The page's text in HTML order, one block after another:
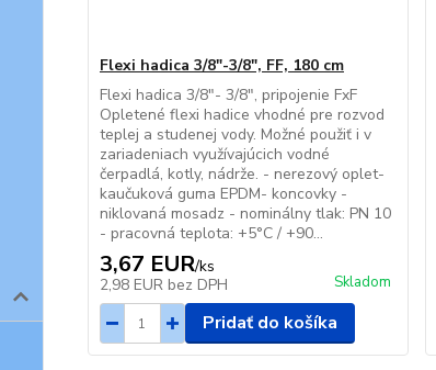
Flexi hadica 3/8"-3/8", FF, 180 cm
Flexi hadica 3/8"- 3/8", pripojenie FxF
Opletené flexi hadice vhodné pre rozvod
teplej a studenej vody. Možné použiť i v
zariadeniach využívajúcich vodné
čerpadlá, kotly, nádrže. - nerezový oplet-
kaučuková guma EPDM- koncovky -
niklovaná mosadz - nominálny tlak: PN 10
- pracovná teplota: +5°C / +90...
3,67 EUR/ks
2,98 EUR bez DPH Skladom
Pridať do košíka